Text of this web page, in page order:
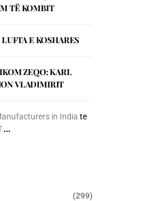
TЁ KOMBIT
LUFTA E KOSHARES
ZEQO: KARL
VLADIMIRIT
in India te
…
(299)